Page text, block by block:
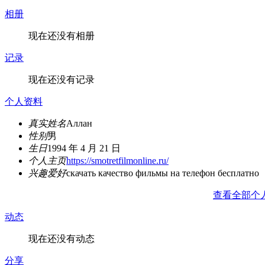
相册
现在还没有相册
记录
现在还没有记录
个人资料
真实姓名Аллан
性别男
生日1994 年 4 月 21 日
个人主页https://smotretfilmonline.ru/
兴趣爱好скачать качество фильмы на телефон бесплатно
查看全部个
动态
现在还没有动态
分享